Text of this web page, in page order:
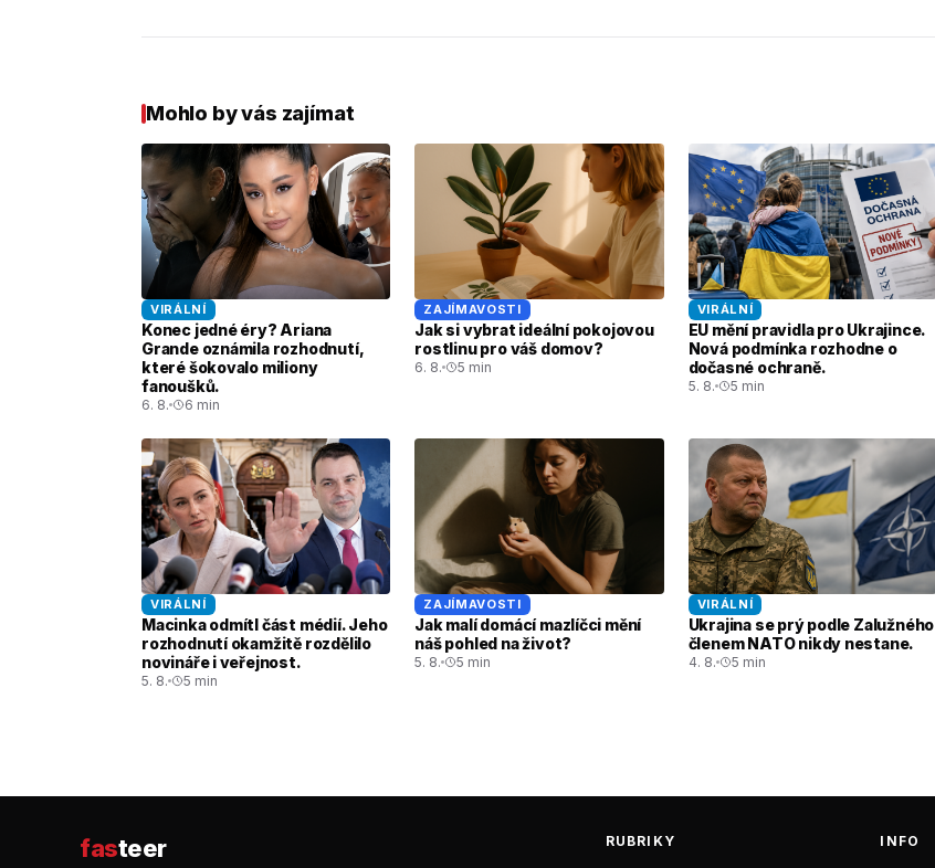
Mohlo by vás zajímat
VIRÁLNÍ
Konec jedné éry? Ariana
Grande oznámila rozhodnutí,
které šokovalo miliony
fanoušků.
6. 8. 6 min
ZAJÍMAVOSTI
Jak si vybrat ideální pokojovou
rostlinu pro váš domov?
6. 8. 5 min
VIRÁLNÍ
EU mění pravidla pro Ukrajince.
Nová podmínka rozhodne o
dočasné ochraně.
5. 8. 5 min
VIRÁLNÍ
Macinka odmítl část médií. Jeho
rozhodnutí okamžitě rozdělilo
novináře i veřejnost.
5. 8. 5 min
ZAJÍMAVOSTI
Jak malí domácí mazlíčci mění
náš pohled na život?
5. 8. 5 min
VIRÁLNÍ
Ukrajina se prý podle Zalužného
členem NATO nikdy nestane.
4. 8. 5 min
fasteer RUBRIKY INFO